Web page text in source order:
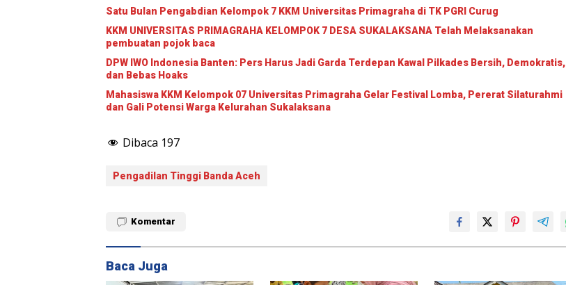
Satu Bulan Pengabdian Kelompok 7 KKM Universitas Primagraha di TK PGRI Curug
KKM UNIVERSITAS PRIMAGRAHA KELOMPOK 7 DESA SUKALAKSANA Telah Melaksanakan
pembuatan pojok baca
DPW IWO Indonesia Banten: Pers Harus Jadi Garda Terdepan Kawal Pilkades Bersih, Demokratis,
dan Bebas Hoaks
Mahasiswa KKM Kelompok 07 Universitas Primagraha Gelar Festival Lomba, Pererat Silaturahmi
dan Gali Potensi Warga Kelurahan Sukalaksana
Dibaca 197
Pengadilan Tinggi Banda Aceh
Komentar
Baca Juga